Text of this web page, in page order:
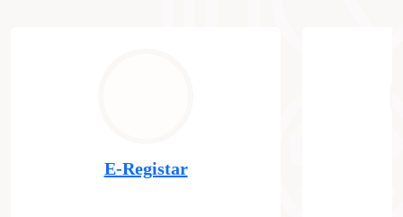
E-Registar